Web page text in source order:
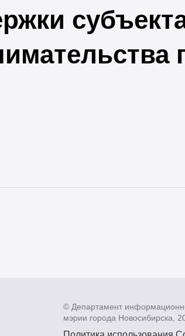
© Департамент
мэрии города Новосибирска,